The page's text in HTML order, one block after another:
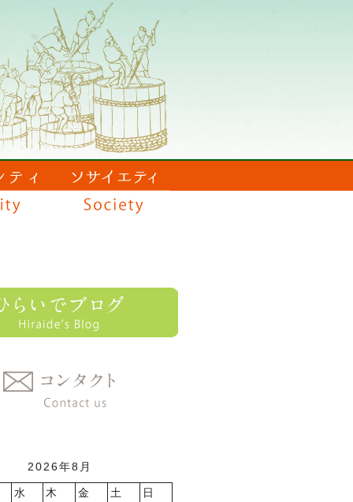
2026年8月
水 木 金 土
日